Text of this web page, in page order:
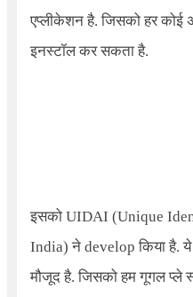
एप्लीकेशन है. जिसको हर कोई
इनस्टॉल कर सकता है.
इसको UIDAI (Unique
India)ने develop किया है. ये
मौजूद है. जिसको हम गूगल प्ले